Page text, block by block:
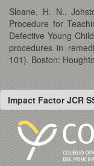
Sloane, H. N.,
Procedure for
Defective Young
procedures in
101). Boston:
Impact Factor JCR